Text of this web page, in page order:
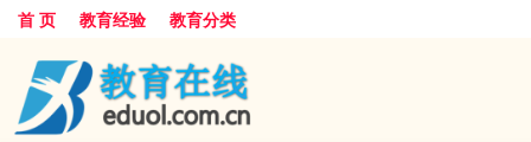
首 页 教育经验 教育分类